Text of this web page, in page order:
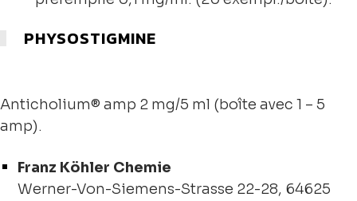
PHYSOSTIGMINE
Anticholium® amp 2 mg/5 ml (boîte avec 1 – 5
amp).
Franz Köhler Chemie
Werner-Von-Siemens-Strasse 22-28, 64625